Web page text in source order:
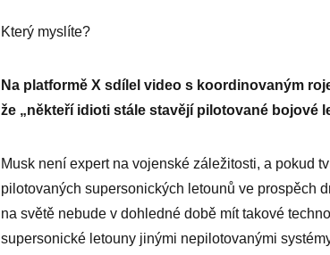
Který myslíte?
Na platformě X sdílel video s koordinovaným
že „někteří idioti stále stavějí pilotované bojové
Musk není expert na vojenské záležitosti, a pokud
pilotovaných supersonických letounů ve prospěch
na světě nebude v dohledné době mít takové
supersonické letouny jinými nepilotovanými